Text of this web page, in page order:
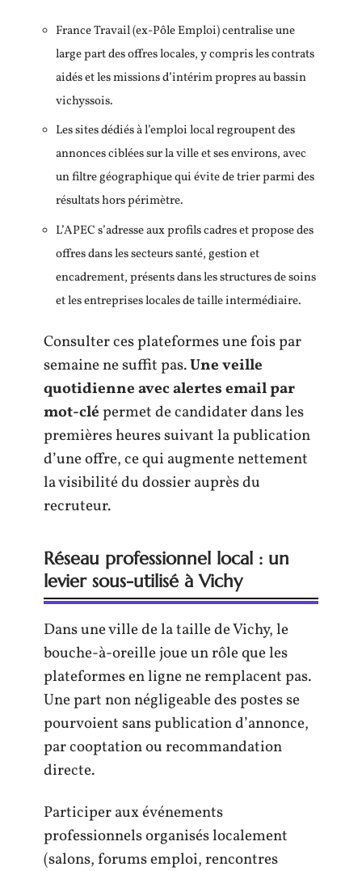
France Travail (ex-Pôle Emploi) centralise une
large part des offres locales, y compris les contrats
aidés et les missions d’intérim propres au bassin
vichyssois.
Les sites dédiés à l’emploi local regroupent des
annonces ciblées sur la ville et ses environs, avec
un filtre géographique qui évite de trier parmi des
résultats hors périmètre.
L’APEC s’adresse aux profils cadres et propose des
offres dans les secteurs santé, gestion et
encadrement, présents dans les structures de soins
et les entreprises locales de taille intermédiaire.
Consulter ces plateformes une fois par
semaine ne suffit pas.Une veille
quotidienne avec alertes email par
mot-clépermet de candidater dans les
premières heures suivant la publication
d’une offre, ce qui augmente nettement
la visibilité du dossier auprès du
recruteur.
Réseau professionnel local : un
levier sous-utilisé à Vichy
Dans une ville de la taille de Vichy, le
bouche-à-oreille joue un rôle que les
plateformes en ligne ne remplacent pas.
Une part non négligeable des postes se
pourvoient sans publication d’annonce,
par cooptation ou recommandation
directe.
Participer aux événements
professionnels organisés localement
(salons, forums emploi, rencontres